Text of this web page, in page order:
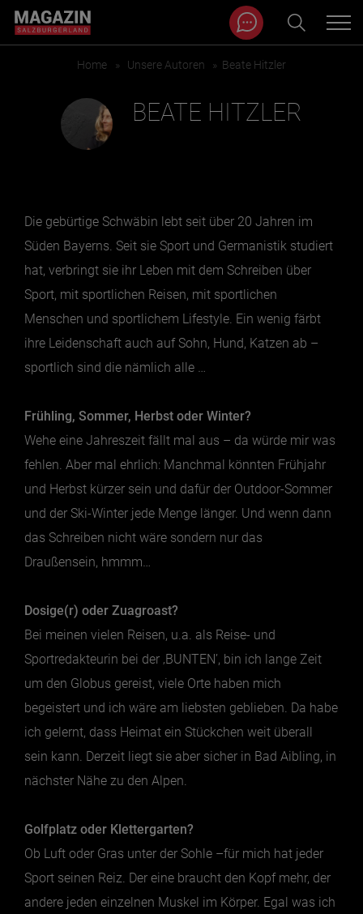
Essen & Trinken
Outdoor & Sport
Gesundheit
Nachhaltigkeit
Sehenswürdig
Lifestyle
Hotel & Reise
Archiv
BEITRÄGE NACH MONAT
März
April
Magazin durchsuchen...
Home » Unsere Autoren » Beate Hitzler
BEATE HITZLER
Die gebürtige Schwäbin lebt seit über 20 Jahren im
Süden Bayerns. Seit sie Sport und Germanistik studiert
hat, verbringt sie ihr Leben mit dem Schreiben über
Sport, mit sportlichen Reisen, mit sportlichen
Menschen und sportlichem Lifestyle. Ein wenig färbt
ihre Leidenschaft auch auf Sohn, Hund, Katzen ab –
sportlich sind die nämlich alle …
Frühling, Sommer, Herbst oder Winter?
Wehe eine Jahreszeit fällt mal aus – da würde mir was
fehlen. Aber mal ehrlich: Manchmal könnten Frühjahr
und Herbst kürzer sein und dafür der Outdoor-Sommer
und der Ski-Winter jede Menge länger. Und wenn dann
das Schreiben nicht wäre sondern nur das
Draußensein, hmmm…
Dosige(r) oder Zuagroast?
Bei meinen vielen Reisen, u.a. als Reise- und
Sportredakteurin bei der ‚BUNTEN’, bin ich lange Zeit
um den Globus gereist, viele Orte haben mich
begeistert und ich wäre am liebsten geblieben. Da habe
ich gelernt, dass Heimat ein Stückchen weit überall
sein kann. Derzeit liegt sie aber sicher in Bad Aibling, in
nächster Nähe zu den Alpen.
Golfplatz oder Klettergarten?
Ob Luft oder Gras unter der Sohle –für mich hat jeder
Sport seinen Reiz. Der eine braucht den Kopf mehr, der
andere jeden einzelnen Muskel im Körper. Egal was ich